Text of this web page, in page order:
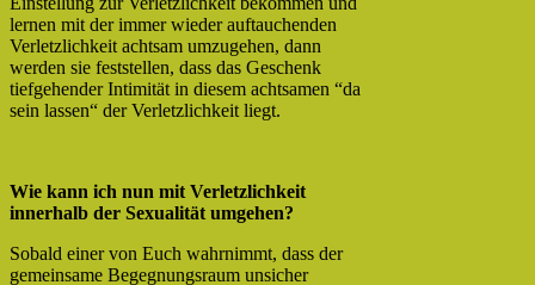
lernen mit der immer wieder auftauchenden
Verletzlichkeit achtsam umzugehen, dann
werden sie feststellen, dass das Geschenk
tiefgehender Intimität in diesem achtsamen “da
sein lassen“ der Verletzlichkeit liegt.
Wie kann ich nun mit Verletzlichkeit
innerhalb der Sexualität umgehen?
Sobald einer von Euch wahrnimmt, dass der
gemeinsame Begegnungsraum unsicher